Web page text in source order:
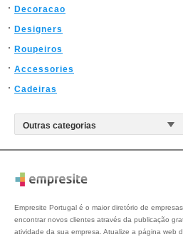
Decoracao
Designers
Roupeiros
Accessories
Cadeiras
Empresite Portugal é o maior diretório de
encontrar novos clientes através da publicação
atividade da sua empresa. Atualize a página web